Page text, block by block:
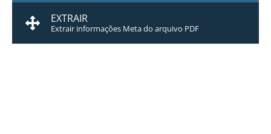
EXTRAIR
Extrair informações Meta do arquivo PDF